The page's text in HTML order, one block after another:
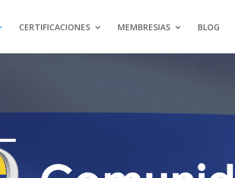
CERTIFICACIONES MEMBRESIAS BLOG